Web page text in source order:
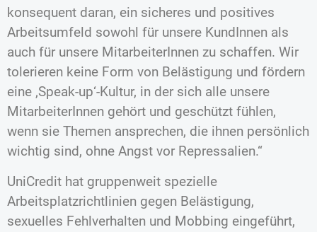
konsequent daran, ein sicheres und positives
Arbeitsumfeld sowohl für unsere KundInnen als
auch für unsere MitarbeiterInnen zu schaffen. Wir
tolerieren keine Form von Belästigung und fördern
eine ‚Speak-up‘-Kultur, in der sich alle unsere
MitarbeiterInnen gehört und geschützt fühlen,
wenn sie Themen ansprechen, die ihnen persönlich
wichtig sind, ohne Angst vor Repressalien.“
UniCredit hat gruppenweit spezielle
Arbeitsplatzrichtlinien gegen Belästigung,
sexuelles Fehlverhalten und Mobbing eingeführt,